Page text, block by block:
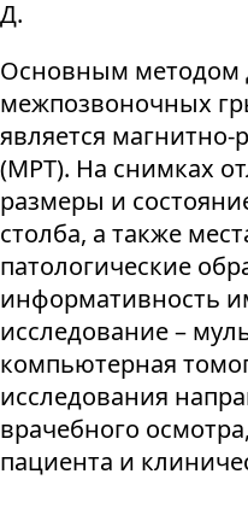
Д.
Основным методом
межпозвоночных
является
(МРТ). На снимках
размеры и
столба, а также
патологические
информативность
исследование –
компьютерная
исследования
врачебного
пациента и